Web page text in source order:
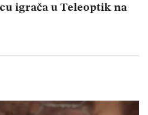
igrača u Teleoptik na